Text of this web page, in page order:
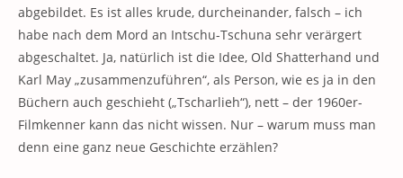
abgebildet. Es ist alles krude, durcheinander, falsch – ich
habe nach dem Mord an Intschu-Tschuna sehr verärgert
abgeschaltet. Ja, natürlich ist die Idee, Old Shatterhand und
Karl May „zusammenzuführen“, als Person, wie es ja in den
Büchern auch geschieht („Tscharlieh“), nett – der 1960er-
Filmkenner kann das nicht wissen. Nur – warum muss man
denn eine ganz neue Geschichte erzählen?